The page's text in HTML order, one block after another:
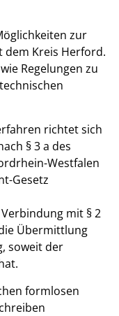
zur
Kreis Herford.
Regelungen zu
richtet sich
§ 3 a des
Westfalen
Gesetz
mit § 2
Übermittlung
soweit der
formlosen